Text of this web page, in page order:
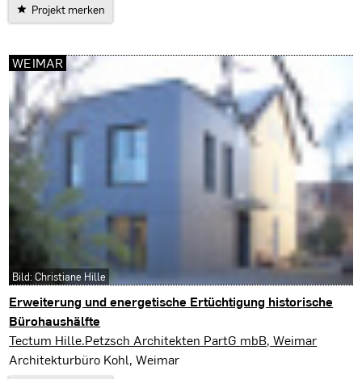
Projekt merken
Erweiterung und energetische Ertüchtigung historische
Bürohaushälfte
Weimar
Tectum Hille.Petzsch Architekten PartG mbB, Weimar
Architekturbüro Kohl, Weimar
WEIMAR
Bild: Christiane Hille